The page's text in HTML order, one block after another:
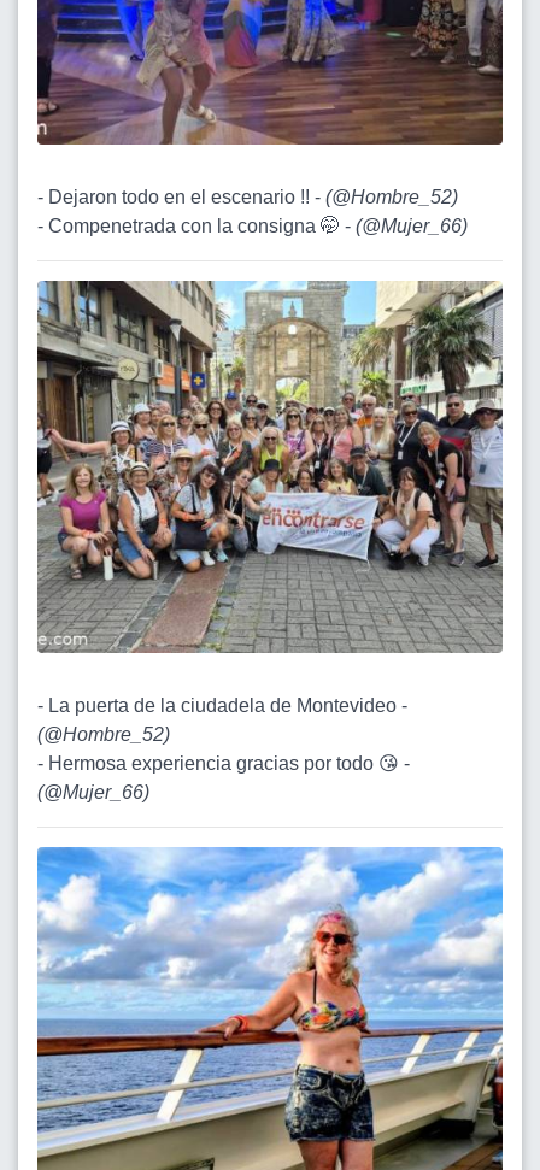
- Dejaron todo en el escenario !! - (@Hombre_52)
- Compenetrada con la consigna 🤭 - (@Mujer_66)
- La puerta de la ciudadela de Montevideo -
(@Hombre_52)
- Hermosa experiencia gracias por todo 😘 -
(@Mujer_66)